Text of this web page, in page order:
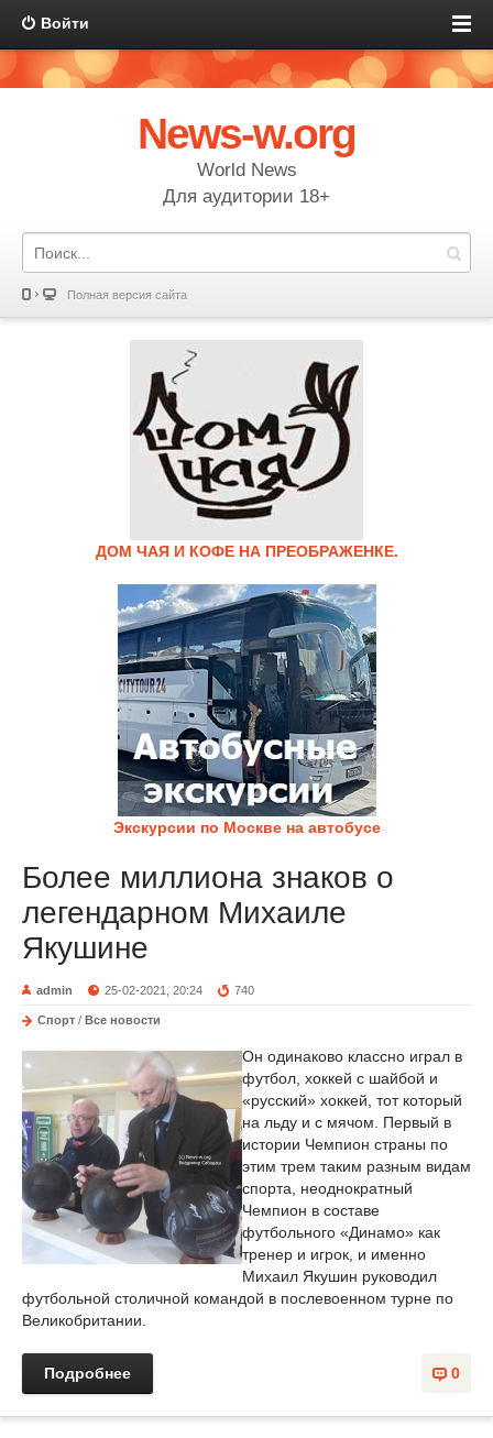
Войти
News-w.org
World News
Для аудитории 18+
Полная версия сайта
ДОМ ЧАЯ И КОФЕ НА ПРЕОБРАЖЕНКЕ.
Экскурсии по Москве на автобусе
Более миллиона знаков о
легендарном Михаиле
Якушине
admin 25-02-2021, 20:24 740
Спорт / Все новости
Он одинаково классно играл в
футбол, хоккей с шайбой и
«русский» хоккей, тот который
на льду и с мячом. Первый в
истории Чемпион страны по
этим трем таким разным видам
спорта, неоднократный
Чемпион в составе
футбольного «Динамо» как
тренер и игрок, и именно
Михаил Якушин руководил
футбольной столичной командой в послевоенном турне по
Великобритании.
0
Подробнее